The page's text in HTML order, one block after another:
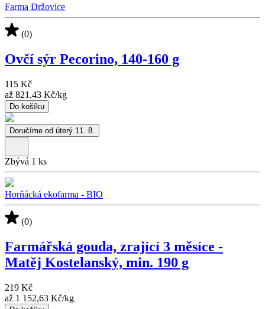
Farma Držovice
(0)
Ovčí sýr Pecorino, 140-160 g
115 Kč
až 821,43 Kč/kg
Do košíku
Doručíme od úterý 11. 8.
Zbývá 1 ks
Horňácká ekofarma - BIO
(0)
Farmářská gouda, zrající 3 měsíce -
Matěj Kostelanský, min. 190 g
219 Kč
až 1 152,63 Kč/kg